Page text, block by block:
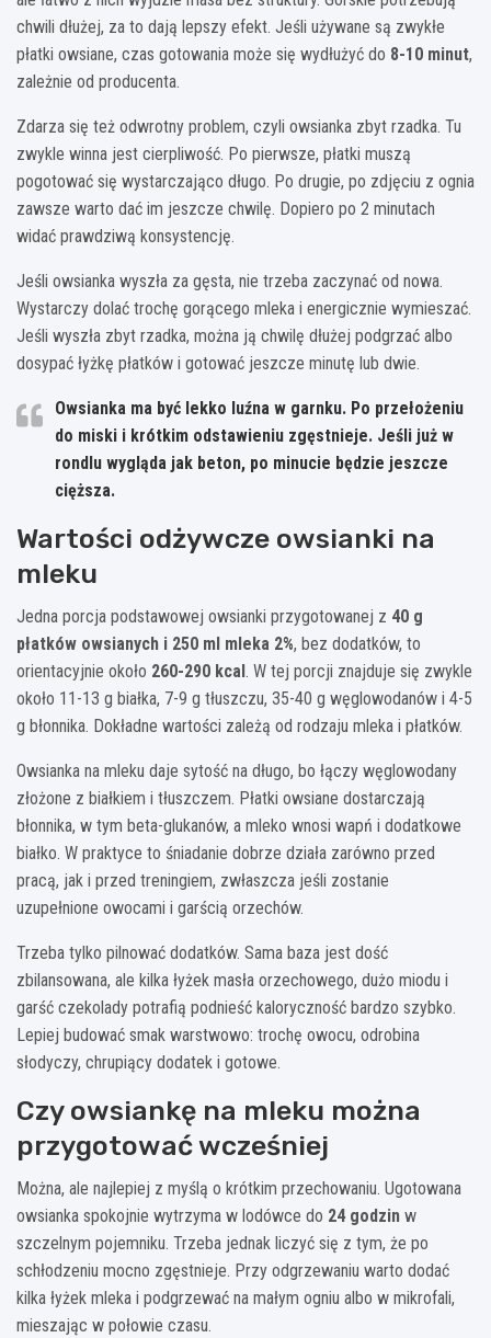
chwili dłużej, za to dają lepszy efekt. Jeśli używane są zwykłe
płatki owsiane, czas gotowania może się wydłużyć do 8-10 minut,
zależnie od producenta.
Zdarza się też odwrotny problem, czyli owsianka zbyt rzadka. Tu
zwykle winna jest cierpliwość. Po pierwsze, płatki muszą
pogotować się wystarczająco długo. Po drugie, po zdjęciu z ognia
zawsze warto dać im jeszcze chwilę. Dopiero po 2 minutach
widać prawdziwą konsystencję.
Jeśli owsianka wyszła za gęsta, nie trzeba zaczynać od nowa.
Wystarczy dolać trochę gorącego mleka i energicznie wymieszać.
Jeśli wyszła zbyt rzadka, można ją chwilę dłużej podgrzać albo
dosypać łyżkę płatków i gotować jeszcze minutę lub dwie.
Owsianka ma być lekko luźna w garnku. Po przełożeniu
do miski i krótkim odstawieniu zgęstnieje. Jeśli już w
rondlu wygląda jak beton, po minucie będzie jeszcze
cięższa.
Wartości odżywcze owsianki na
mleku
Jedna porcja podstawowej owsianki przygotowanej z 40 g
płatków owsianych i 250 ml mleka 2%, bez dodatków, to
orientacyjnie około 260-290 kcal . W tej porcji znajduje się zwykle
około 11-13 g białka, 7-9 g tłuszczu, 35-40 g węglowodanów i 4-5
g błonnika. Dokładne wartości zależą od rodzaju mleka i płatków.
Owsianka na mleku daje sytość na długo, bo łączy węglowodany
złożone z białkiem i tłuszczem. Płatki owsiane dostarczają
błonnika, w tym beta-glukanów, a mleko wnosi wapń i dodatkowe
białko. W praktyce to śniadanie dobrze działa zarówno przed
pracą, jak i przed treningiem, zwłaszcza jeśli zostanie
uzupełnione owocami i garścią orzechów.
Trzeba tylko pilnować dodatków. Sama baza jest dość
zbilansowana, ale kilka łyżek masła orzechowego, dużo miodu i
garść czekolady potrafią podnieść kaloryczność bardzo szybko.
Lepiej budować smak warstwowo: trochę owocu, odrobina
słodyczy, chrupiący dodatek i gotowe.
Czy owsiankę na mleku można
przygotować wcześniej
Można, ale najlepiej z myślą o krótkim przechowaniu. Ugotowana
owsianka spokojnie wytrzyma w lodówce do 24 godzin w
szczelnym pojemniku. Trzeba jednak liczyć się z tym, że po
schłodzeniu mocno zgęstnieje. Przy odgrzewaniu warto dodać
kilka łyżek mleka i podgrzewać na małym ogniu albo w mikrofali,
mieszając w połowie czasu.